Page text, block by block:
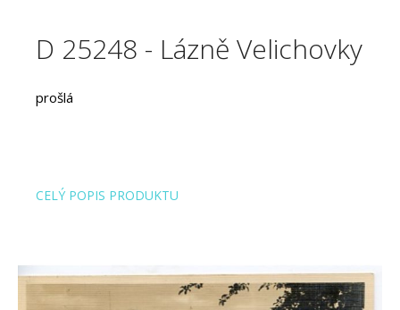
D 25248 - Lázně Velichovky
prošlá
CELÝ POPIS PRODUKTU